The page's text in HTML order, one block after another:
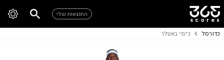
התוצאות שלי
כדורסל ג'ימי באטלר